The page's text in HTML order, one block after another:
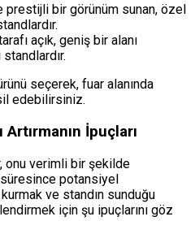
prestijli bir görünüm sunan, özel
açık, geniş bir alanı
seçerek, fuar alanında
edebilirsiniz.
Artırmanın İpuçları
onu verimli bir şekilde
potansiyel
ve standın sunduğu
için şu ipuçlarını göz